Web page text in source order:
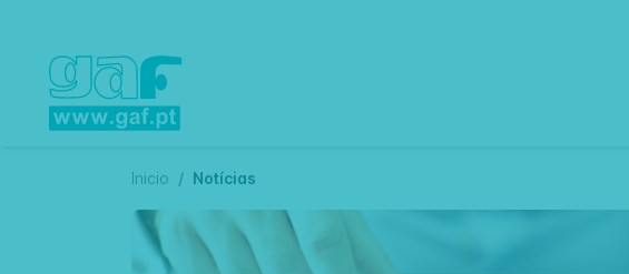
Inicio Notícias